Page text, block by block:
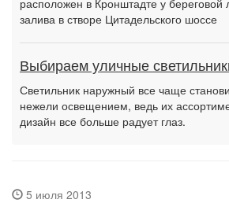
расположен в Кронштадте у береговой
залива в створе Цитадельского шоссе
Выбираем уличные
Светильник наружный все чаще
нежели освещением, ведь их
дизайн все больше радует глаз.
5 июля 2013